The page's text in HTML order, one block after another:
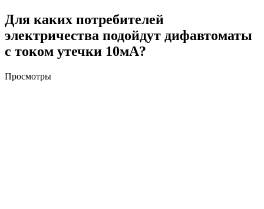
Для каких потребителей
электричества подойдут дифавтоматы
с током утечки 10мА?
Просмотры